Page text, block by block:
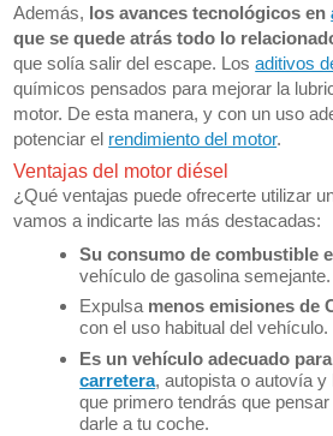
Además, los avances tecnológicos en
que se quede atrás todo lo
que solía salir del escape. Losaditivos
químicos pensados para mejorar la
motor. De esta manera, y con un uso
potenciar el rendimiento del motor.
Ventajas del motor diésel
¿Qué ventajas puede ofrecerte utilizar
vamos a indicarte las más destacadas:
Su consumo de combustible
vehículo de gasolina semejante.
Expulsa menos emisiones de
con el uso habitual del vehículo.
Es un vehículo adecuado
carretera, autopista o autovía
que primero tendrás que
darle a tu coche.